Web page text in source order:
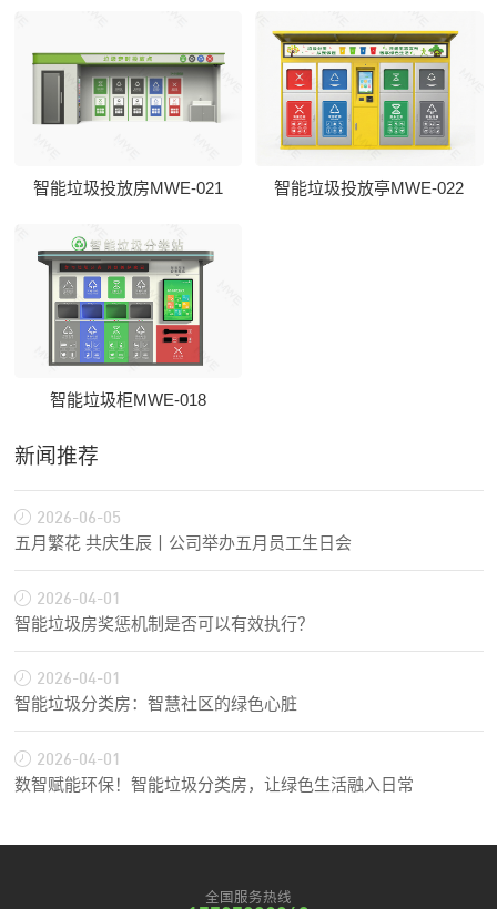
智能垃圾投放房MWE-021 智能垃圾投放亭MWE-022
智能垃圾柜MWE-018
新闻推荐
2026-06-05
五月繁花 共庆生辰丨公司举办五月员工生日会
2026-04-01
智能垃圾房奖惩机制是否可以有效执行？
2026-04-01
智能垃圾分类房：智慧社区的绿色心脏
2026-04-01
数智赋能环保！智能垃圾分类房，让绿色生活融入日常
全国服务热线